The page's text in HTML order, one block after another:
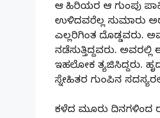
ಆ ಹಿರಿಯರ ಆ ಗುಂಪು
ಉಳಿದವರೆಲ್ಲ ಸುಮಾರು
ಎಲ್ಲರಿಗಿಂತ ದೊಡ್ಡವರು.
ನಡೆಸುತ್ತಿದ್ದವರು. ಅವರಲ್ಲಿ
ಇಹಲೋಕ ತ್ಯಜಿಸಿದ್ದರು.
ಸ್ನೇಹಿತರ ಗುಂಪಿನ
ಕಳೆದ ಮೂರು ದಿನಗಳಿಂದ